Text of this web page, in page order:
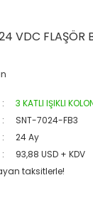
VDC FLAŞÖR
3 KATLI IŞIKLI
SNT-7024-FB3
24 Ay
93,88 USD + KDV
taksitlerle!